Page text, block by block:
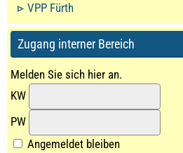
VPP Fürth
Zugang interner Bereich
Melden Sie sich hier an.
KW
PW
Angemeldet bleiben